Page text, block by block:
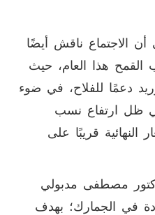
الاجتماع ناقش أيضًا
القمح هذا العام، حيث
دعمًا للفلاح، في ضوء
في ظل ارتفاع نسب
قريبًا على
مصطفى مدبولي
في الجمارك؛ بهدف